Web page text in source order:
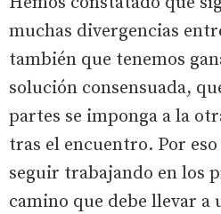
muchas divergencias
también que tenemos
solución consensuada,
partes se imponga a la
tras el encuentro. Por
seguir trabajando en los
camino que debe llevar a